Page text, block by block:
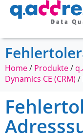
Home/ Produkte/
Dynamics CE (CRM) /